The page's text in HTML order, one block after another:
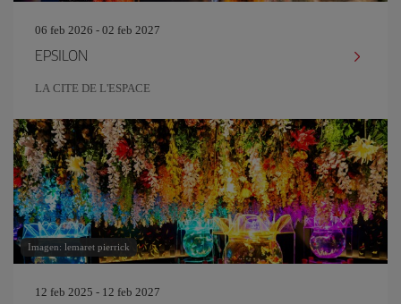
06 feb 2026 - 02 feb 2027
EPSILON
LA CITE DE L'ESPACE
Imagen: lemaret pierrick
12 feb 2025 - 12 feb 2027